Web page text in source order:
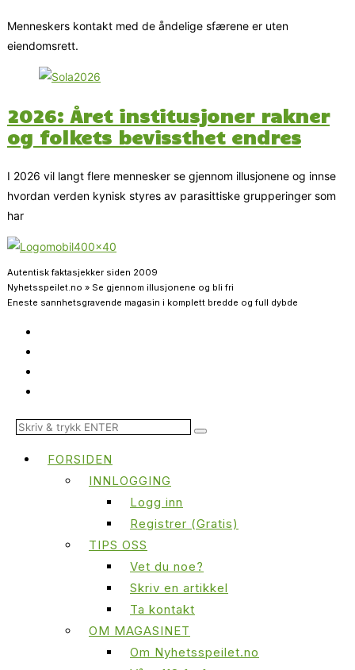
Menneskers kontakt med de åndelige sfærene er uten
eiendomsrett.
2026: Året institusjoner rakner
og folkets bevissthet endres
I 2026 vil langt flere mennesker se gjennom illusjonene og innse
hvordan verden kynisk styres av parasittiske grupperinger som
har
Autentisk faktasjekker siden 2009
Nyhetsspeilet.no » Se gjennom illusjonene og bli fri
Eneste sannhetsgravende magasin i komplett bredde og full dybde
FORSIDEN
INNLOGGING
Logg inn
Registrer (Gratis)
TIPS OSS
Vet du noe?
Skriv en artikkel
Ta kontakt
OM MAGASINET
Om Nyhetsspeilet.no